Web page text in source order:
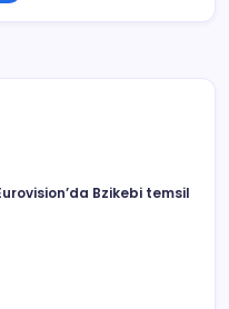
Bzikebi temsil